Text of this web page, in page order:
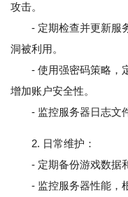
攻击。
- 定期检查并更新服务
洞被利用。
- 使用强密码策略，定
增加账户安全性。
- 监控服务器日志文件
2. 日常维护：
- 定期备份游戏数据和
- 监控服务器性能，根